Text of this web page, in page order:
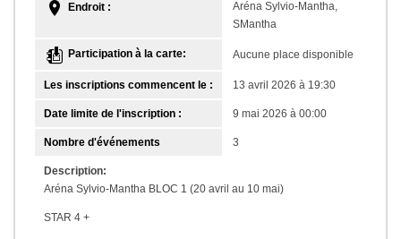
Endroit :
Aréna Sylvio-Mantha,
SMantha
Participation à la carte: Aucune place disponible
Les inscriptions commencent le : 13 avril 2026 à 19:30
Date limite de l'inscription : 9 mai 2026 à 00:00
Nombre d'événements 3
Description:
Aréna Sylvio-Mantha BLOC 1 (20 avril au 10 mai)
STAR 4 +